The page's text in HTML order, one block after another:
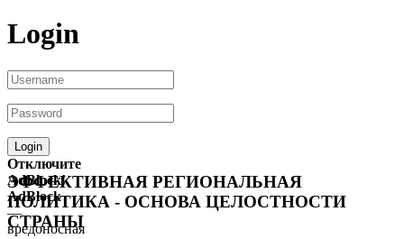
Login
Отключите
AdBlock!
AdBlock
—
вредоносная
ЭФФЕКТИВНАЯ РЕГИОНАЛЬНАЯ
ПОЛИТИКА - ОСНОВА ЦЕЛОСТНОСТИ
СТРАНЫ